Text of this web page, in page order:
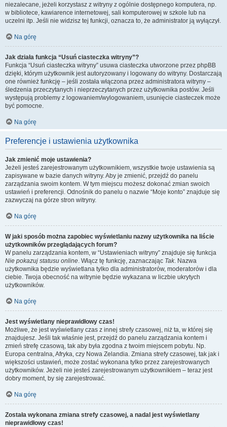
niezalecane, jeżeli korzystasz z witryny z ogólnie dostępnego komputera, np.
w bibliotece, kawiarence internetowej, sali komputerowej w szkole lub na
uczelni itp. Jeśli nie widzisz tej funkcji, oznacza to, że administrator ją wyłączył.
Na górę
Jak działa funkcja “Usuń ciasteczka witryny”?
Funkcja “Usuń ciasteczka witryny” usuwa ciasteczka utworzone przez phpBB
dzięki, którym użytkownik jest autoryzowany i logowany do witryny. Dostarczają
one również funkcję – jeśli została włączona przez administratora witryny –
śledzenia przeczytanych i nieprzeczytanych przez użytkownika postów. Jeśli
występują problemy z logowaniem/wylogowaniem, usunięcie ciasteczek może
być pomocne.
Na górę
Preferencje i ustawienia użytkownika
Jak zmienić moje ustawienia?
Jeżeli jesteś zarejestrowanym użytkownikiem, wszystkie twoje ustawienia są
zapisywane w bazie danych witryny. Aby je zmienić, przejdź do panelu
zarządzania swoim kontem. W tym miejscu możesz dokonać zmian swoich
ustawień i preferencji. Odnośnik do panelu o nazwie “Moje konto” znajduje się
zazwyczaj na górze stron witryny.
Na górę
W jaki sposób można zapobiec wyświetlaniu nazwy użytkownika na liście
użytkowników przeglądających forum?
W panelu zarządzania kontem, w “Ustawieniach witryny” znajduje się funkcja
Nie pokazuj statusu online. Włącz tę funkcję, zaznaczając Tak. Nazwa
użytkownika będzie wyświetlana tylko dla administratorów, moderatorów i dla
ciebie. Twoja obecność na witrynie będzie wykazana w liczbie ukrytych
użytkowników.
Na górę
Jest wyświetlany nieprawidłowy czas!
Możliwe, że jest wyświetlany czas z innej strefy czasowej, niż ta, w której się
znajdujesz. Jeśli tak właśnie jest, przejdź do panelu zarządzania kontem i
zmień strefę czasową, tak aby była zgodna z twoim miejscem pobytu. Np.
Europa centralna, Afryka, czy Nowa Zelandia. Zmiana strefy czasowej, tak jak i
większości ustawień, może zostać wykonana tylko przez zarejestrowanych
użytkowników. Jeżeli nie jesteś zarejestrowanym użytkownikiem – teraz jest
dobry moment, by się zarejestrować.
Na górę
Została wykonana zmiana strefy czasowej, a nadal jest wyświetlany
nieprawidłowy czas!